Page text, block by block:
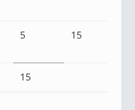
5 15
15